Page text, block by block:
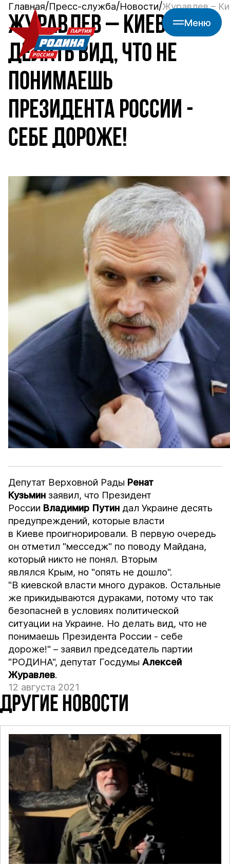
Меню
Главная Пресс-служба Новости Журавлев –
ЖУРАВЛЕВ – КИЕВУ:
ДЕЛАТЬ ВИД, ЧТО НЕ
ПОНИМАЕШЬ
ПРЕЗИДЕНТА РОССИИ -
СЕБЕ ДОРОЖЕ!
Депутат Верховной Рады Ренат
Кузьмин заявил, что Президент
России Владимир Путин дал Украине десять
предупреждений, которые власти
в Киеве проигнорировали. В первую очередь
он отметил "месседж" по поводу Майдана,
который никто не понял. Вторым
являлся Крым, но "опять не дошло".
"В киевской власти много дураков. Остальные
же прикидываются дураками, потому что так
безопасней в условиях политической
ситуации на Украине. Но делать вид, что не
понимаешь Президента России - себе
дороже!" – заявил председатель партии
"РОДИНА", депутат ГосдумыАлексей
Журавлев.
12 августа 2021
ДРУГИЕ НОВОСТИ